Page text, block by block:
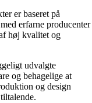
er baseret på
erfarne producenter
høj kvalitet og
udvalgte
og behagelige at
og design